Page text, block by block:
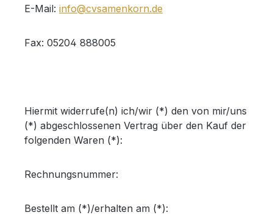
E-Mail: info@cvsamenkorn.de
Fax: 05204 888005
Hiermit widerrufe(n) ich/wir (*) den von mir/uns
(*) abgeschlossenen Vertrag über den Kauf der
folgenden Waren (*):
Rechnungsnummer:
Bestellt am (*)/erhalten am (*):